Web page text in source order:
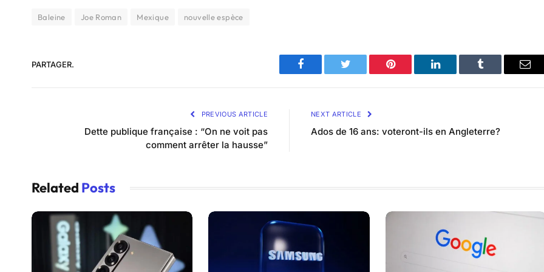
Baleine Joe Roman Mexique nouvelle espèce
PARTAGER.
Facebook Twitter Pinterest LinkedIn Tumblr
PREVIOUS ARTICLE
Dette publique française : “On ne voit pas
comment arrêter la hausse”
NEXT ARTICLE
Ados de 16 ans: voteront-ils en Angleterre?
Related Posts